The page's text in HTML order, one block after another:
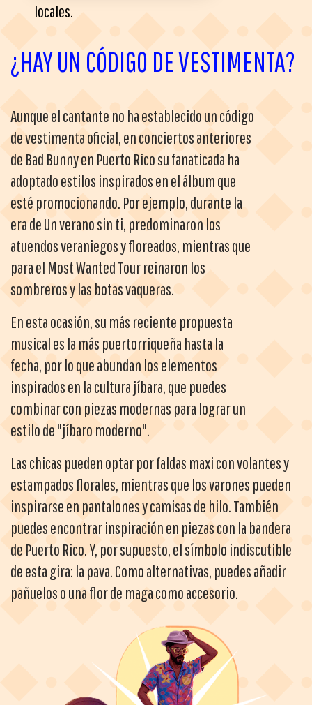
locales.
¿HAY UN CÓDIGO DE VESTIMENTA?
Aunque el cantante no ha establecido un código
de vestimenta oficial, en conciertos anteriores
de Bad Bunny en Puerto Rico su fanaticada ha
adoptado estilos inspirados en el álbum que
esté promocionando. Por ejemplo, durante la
era de Un verano sin ti, predominaron los
atuendos veraniegos y floreados, mientras que
para el Most Wanted Tour reinaron los
sombreros y las botas vaqueras.
En esta ocasión, su más reciente propuesta
musical es la más puertorriqueña hasta la
fecha, por lo que abundan los elementos
inspirados en la cultura jíbara, que puedes
combinar con piezas modernas para lograr un
estilo de "jíbaro moderno".
Las chicas pueden optar por faldas maxi con volantes y
estampados florales, mientras que los varones pueden
inspirarse en pantalones y camisas de hilo. También
puedes encontrar inspiración en piezas con la bandera
de Puerto Rico. Y, por supuesto, el símbolo indiscutible
de esta gira: la pava. Como alternativas, puedes añadir
pañuelos o una flor de maga como accesorio.